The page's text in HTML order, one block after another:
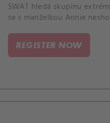
SWAT hledá skupinu
se s manželkou Annie
REGISTER NOW